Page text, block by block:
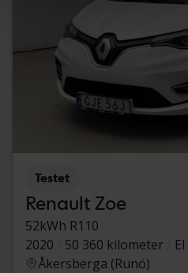
Testet
Renault Zoe
52kWh R110
2020
50 360 kilometer
El
Åkersberga (Runö)